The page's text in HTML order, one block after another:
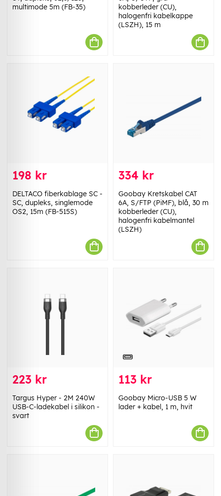
multimode 5m (FB-35)
kobberleder (CU),
halogenfri kabelkappe
(LSZH), 15 m
198 kr
DELTACO fiberkablage SC -
SC, dupleks, singlemode
OS2, 15m (FB-515S)
334 kr
Goobay Kretskabel CAT
6A, S/FTP (PiMF), blå, 30 m
kobberleder (CU),
halogenfri kabelmantel
(LSZH)
223 kr
Targus Hyper - 2M 240W
USB-C-ladekabel i silikon -
svart
113 kr
Goobay Micro-USB 5 W
lader + kabel, 1 m, hvit